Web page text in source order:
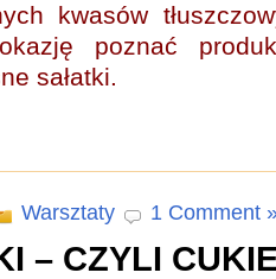
kwasów
poznać
sałatki.
Warsztaty 1 Comment
– CZYLI